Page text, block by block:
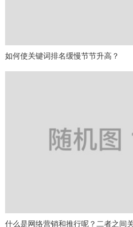
如何使关键词排名缓慢节节升高？
什么是网络营销和推行呢？二者之间